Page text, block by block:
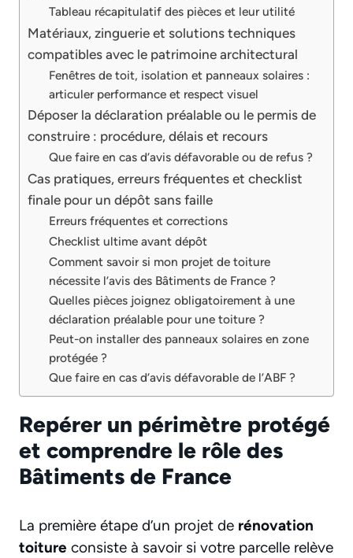
Tableau récapitulatif des pièces et leur utilité
Matériaux, zinguerie et solutions techniques
compatibles avec le patrimoine architectural
Fenêtres de toit, isolation et panneaux solaires :
articuler performance et respect visuel
Déposer la déclaration préalable ou le permis de
construire : procédure, délais et recours
Que faire en cas d’avis défavorable ou de refus ?
Cas pratiques, erreurs fréquentes et checklist
finale pour un dépôt sans faille
Erreurs fréquentes et corrections
Checklist ultime avant dépôt
Comment savoir si mon projet de toiture
nécessite l’avis des Bâtiments de France ?
Quelles pièces joignez obligatoirement à une
déclaration préalable pour une toiture ?
Peut-on installer des panneaux solaires en zone
protégée ?
Que faire en cas d’avis défavorable de l’ABF ?
Repérer un périmètre protégé
et comprendre le rôle des
Bâtiments de France
La première étape d’un projet de rénovation
toiture consiste à savoir si votre parcelle relève